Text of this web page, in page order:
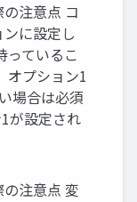
注意点 コ
に設定し
っているこ
オプション1
場合は必須
が設定され
注意点 変